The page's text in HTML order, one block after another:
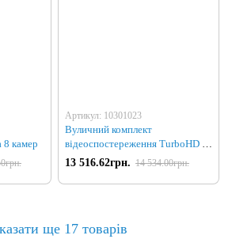
8 камер
Артикул: 10301023
Вуличний комплект
відеоспостереження TurboHD на
8 камери
13 516.62грн. 14 534.00грн.
ще 17 товарів